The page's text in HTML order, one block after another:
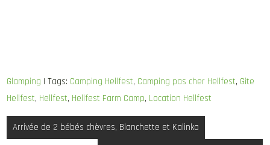
Glamping | Tags: Camping Hellfest, Camping pas cher Hellfest, Gite
Hellfest, Hellfest, Hellfest Farm Camp, Location Hellfest
Navigation
Arrivée de 2 bébés chèvres, Blanchette et Kalinka